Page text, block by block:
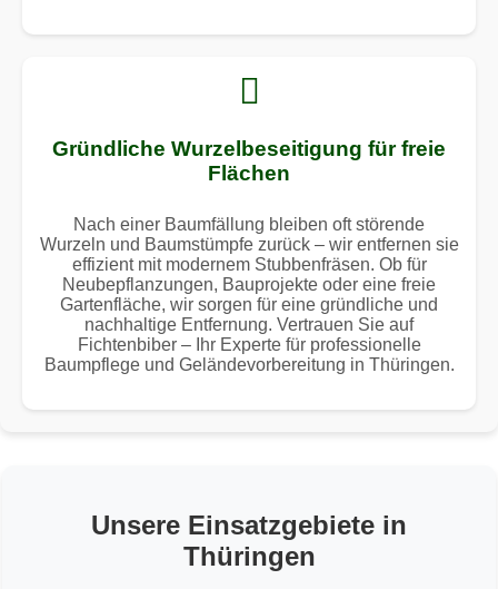
Gründliche Wurzelbeseitigung für freie
Flächen
Nach einer Baumfällung bleiben oft störende
Wurzeln und Baumstümpfe zurück – wir entfernen sie
effizient mit modernem Stubbenfräsen. Ob für
Neubepflanzungen, Bauprojekte oder eine freie
Gartenfläche, wir sorgen für eine gründliche und
nachhaltige Entfernung. Vertrauen Sie auf
Fichtenbiber – Ihr Experte für professionelle
Baumpflege und Geländevorbereitung in Thüringen.
Unsere Einsatzgebiete in
Thüringen